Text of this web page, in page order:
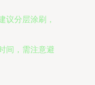
议分层涂刷，
间，需注意避